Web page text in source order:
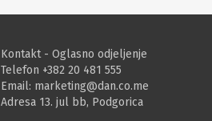
Kontakt - Oglasno odjeljenje
Telefon +382 20 481 555
Email: marketing@dan.co.me
Adresa 13. jul bb, Podgorica